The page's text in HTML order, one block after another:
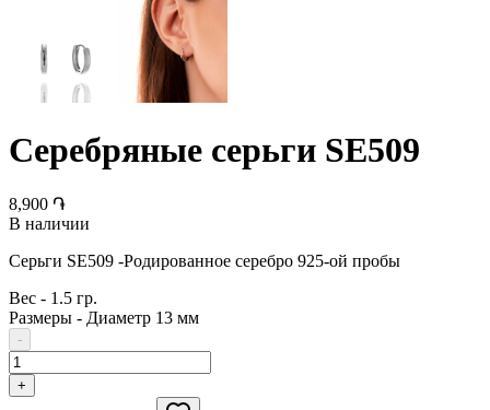
Серебряные серьги SE509
8,900 ֏
В наличии
Серьги SE509 -Родированное серебро 925-ой пробы
Вес - 1.5 гр.
Размеры - Диаметр 13 мм
-
+